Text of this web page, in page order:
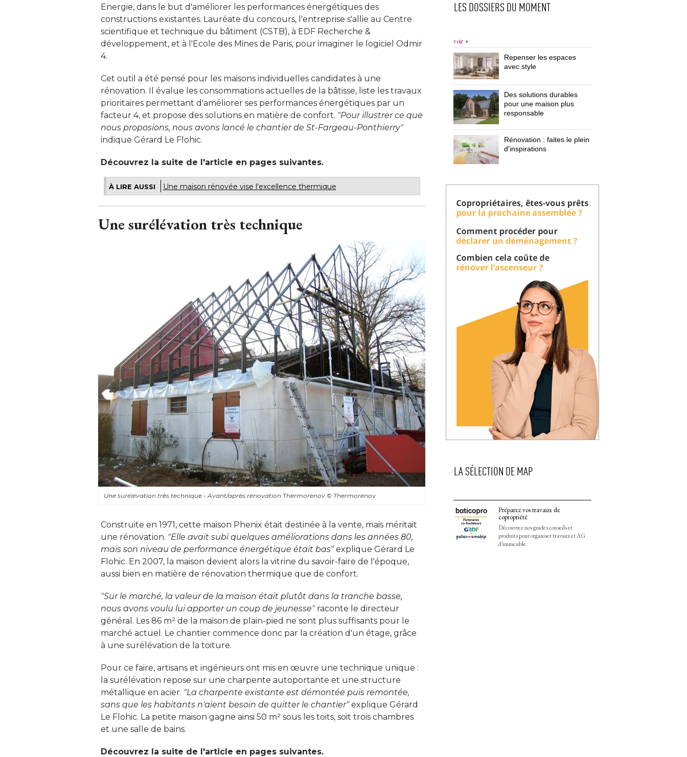
Energie, dans le but d'améliorer les performances énergétiques des
constructions existantes. Lauréate du concours, l'entreprise s'allie au Centre
scientifique et technique du bâtiment (CSTB), à EDF Recherche &
développement, et à l'Ecole des Mines de Paris, pour imaginer le logiciel Odmir
4.
Cet outil a été pensé pour les maisons individuelles candidates à une
rénovation. Il évalue les consommations actuelles de la bâtisse, liste les travaux
prioritaires permettant d'améliorer ses performances énergétiques par un
facteur 4, et propose des solutions en matière de confort. "Pour illustrer ce que
nous proposions, nous avons lancé le chantier de St-Fargeau-Ponthierry"
indique Gérard Le Flohic.
Découvrez la suite de l'article en pages suivantes.
À LIRE AUSSI Une maison rénovée vise l'excellence thermique
Une surélévation très technique
Une surélévation très technique - Avant/après rénovation Thermorenov© Thermorenov
Construite en 1971, cette maison Phenix était destinée à la vente, mais méritait
une rénovation. "Elle avait subi quelques améliorations dans les années 80,
mais son niveau de performance énergétique était bas"explique Gérard Le
Flohic. En 2007, la maison devient alors la vitrine du savoir-faire de l'époque,
aussi bien en matière de rénovation thermique que de confort.
"Sur le marché, la valeur de la maison était plutôt dans la tranche basse,
nous avons voulu lui apporter un coup de jeunesse"raconte le directeur
général. Les 86 m² de la maison de plain-pied ne sont plus suffisants pour le
marché actuel. Le chantier commence donc par la création d'un étage, grâce
à une surélévation de la toiture.
Pour ce faire, artisans et ingénieurs ont mis en œuvre une technique unique :
la surélévation repose sur une charpente autoportante et une structure
métallique en acier. "La charpente existante est démontée puis remontée,
sans que les habitants n'aient besoin de quitter le chantier"explique Gérard
Le Flohic. La petite maison gagne ainsi 50 m² sous les toits, soit trois chambres
et une salle de bains.
Découvrez la suite de l'article en pages suivantes.
LES DOSSIERS DU MOMENT
voir +
Repenser les espaces
avec style
Des solutions durables
pour une maison plus
responsable
Rénovation : faites le plein
d'inspirations
LA SÉLECTION DE MAP
Préparez vos travaux de
copropriété
Découvrez nos guides conseils et
produits pour organiser travaux et AG
d'immeuble.